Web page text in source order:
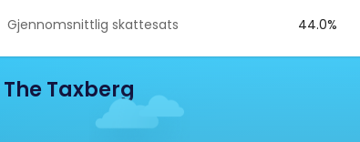
Gjennomsnittlig skattesats
44.0%
The Taxberg